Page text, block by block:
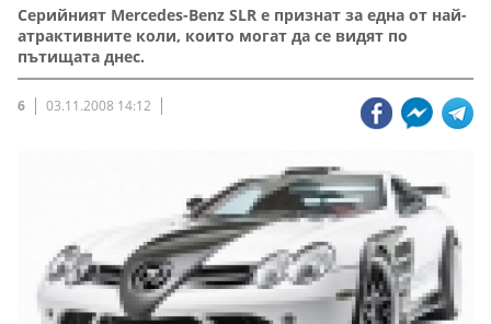
Серийният Mercedes-Benz SLR е признат за една от най-
атрактивните коли, които могат да се видят по
пътищата днес.
6 03.11.2008 14:12